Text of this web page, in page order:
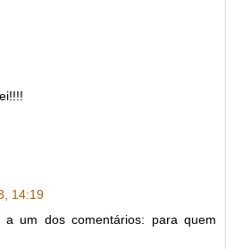
14:19
a um dos comentários: para quem